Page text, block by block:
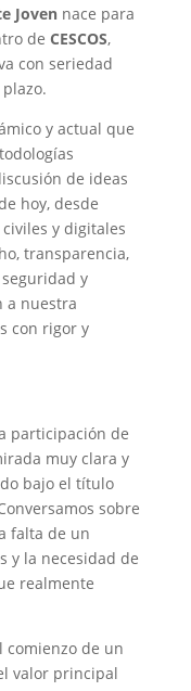
Jovennace para
de CESCOS,
con seriedad
y actual que
de ideas
hoy, desde
y digitales
transparencia,
y
a nuestra
con rigor y
participación de
muy clara y
bajo el título
sobre
falta de un
y la necesidad de
realmente
comienzo de un
valor principal